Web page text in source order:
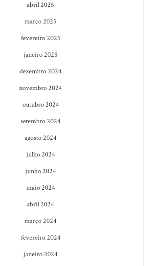
abril 2025
março 2025
fevereiro 2025
janeiro 2025
dezembro 2024
novembro 2024
outubro 2024
setembro 2024
agosto 2024
julho 2024
junho 2024
maio 2024
abril 2024
março 2024
fevereiro 2024
janeiro 2024